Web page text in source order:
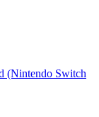
(Nintendo Switch